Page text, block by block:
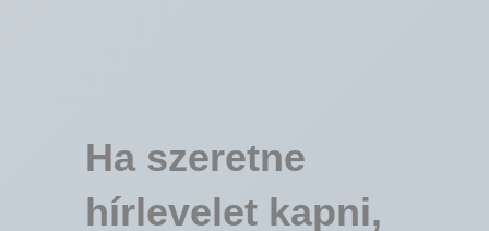
Ha szeretne
hírlevelet kapni,